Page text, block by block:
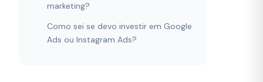
marketing?
Como sei se devo investir em Google
Ads ou Instagram Ads?